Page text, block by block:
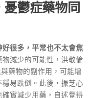
鬱症藥物同
好很多，平常也不太會焦
減少的可能性，洪敬倫
藥物的副作用，可能增
易跌倒。此後，振芝心
實減少用藥，自述覺得